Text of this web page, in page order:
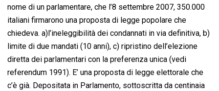
nome di un parlamentare, che l’8 settembre 2007, 350.000
italiani firmarono una proposta di legge popolare che
chiedeva. a)l’ineleggibilità dei condannati in via definitiva, b)
limite di due mandati (10 anni), c) ripristino dell’elezione
diretta dei parlamentari con la preferenza unica (vedi
referendum 1991). E’ una proposta di legge elettorale che
c’è già. Depositata in Parlamento, sottoscritta da centinaia